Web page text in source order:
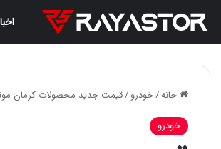
خانه/خودرو/قیمت جدید محصولات کرمان موتور
خودرو